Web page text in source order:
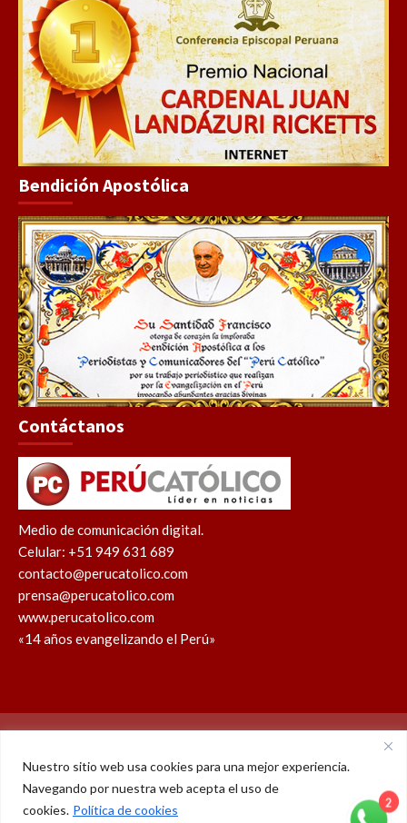
Nuestro sitio web usa cookies para una mejor experiencia.
Navegando por nuestra web acepta el uso de
cookies. Política de cookies
Bendición Apostólica
Contáctanos
Medio de comunicación digital.
Celular: +51 949 631 689
contacto@perucatolico.com
prensa@perucatolico.com
www.perucatolico.com
«14 años evangelizando el Perú»
Política de cookies Política de privacidad
WhatsAppFacebookYoutubeInstagram
X